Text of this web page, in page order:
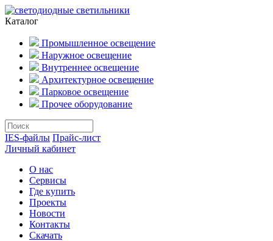
Каталог
Промышленное освещение
Наружное освещение
Внутреннее освещение
Архитектурное освещение
Парковое освещение
Прочее оборудование
IES-файлы Прайс-лист
Личный кабинет
О нас
Сервисы
Где купить
Проекты
Новости
Контакты
Скачать